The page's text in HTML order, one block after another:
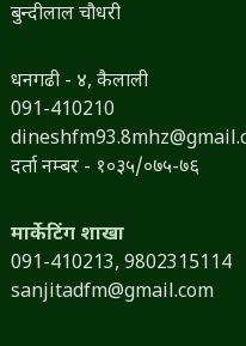
बुन्दीलाल चौधरी
धनगढी - ४, कैलाली
091-410210
दर्ता नम्बर - १०३५/०७५-७६
मार्केटिंग शाखा
091-410213, 9802315114
sanjitadfm@gmail.com